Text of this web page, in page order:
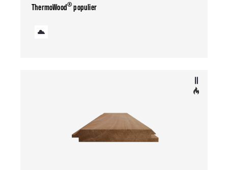
ThermoWood®populier